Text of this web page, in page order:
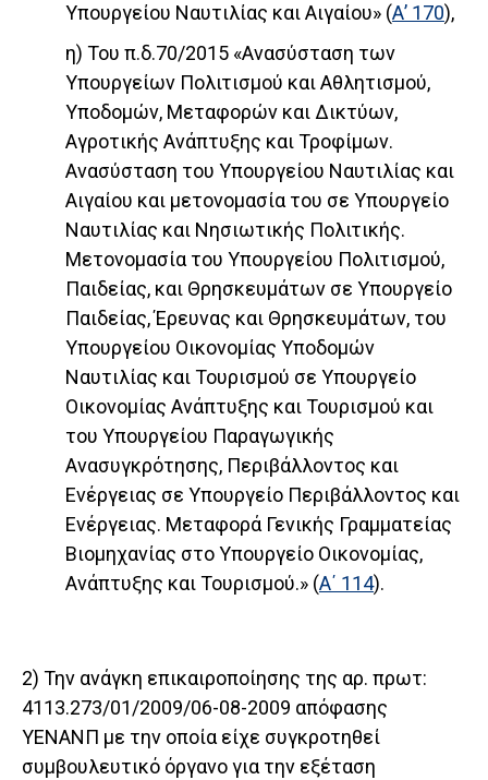
Υπουργείου Ναυτιλίας και Αιγαίου» (Α’ 170),
η) Του π.δ.70/2015 «Ανασύσταση των
Υπουργείων Πολιτισμού και Αθλητισμού,
Υποδομών, Μεταφορών και Δικτύων,
Αγροτικής Ανάπτυξης και Τροφίμων.
Ανασύσταση του Υπουργείου Ναυτιλίας και
Αιγαίου και μετονομασία του σε Υπουργείο
Ναυτιλίας και Νησιωτικής Πολιτικής.
Μετονομασία του Υπουργείου Πολιτισμού,
Παιδείας, και Θρησκευμάτων σε Υπουργείο
Παιδείας, Έρευνας και Θρησκευμάτων, του
Υπουργείου Οικονομίας Υποδομών
Ναυτιλίας και Τουρισμού σε Υπουργείο
Οικονομίας Ανάπτυξης και Τουρισμού και
του Υπουργείου Παραγωγικής
Ανασυγκρότησης, Περιβάλλοντος και
Ενέργειας σε Υπουργείο Περιβάλλοντος και
Ενέργειας. Μεταφορά Γενικής Γραμματείας
Βιομηχανίας στο Υπουργείο Οικονομίας,
Ανάπτυξης και Τουρισμού.» (Α΄ 114).
2) Την ανάγκη επικαιροποίησης της αρ. πρωτ:
4113.273/01/2009/06-08-2009 απόφασης
ΥΕΝΑΝΠ με την οποία είχε συγκροτηθεί
συμβουλευτικό όργανο για την εξέταση